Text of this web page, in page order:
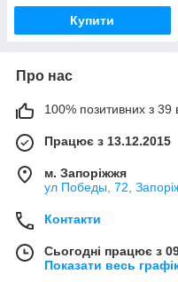
Купити
Про нас
100% позитивних з 39
Працює з 13.12.2015
м. Запоріжжя
ул Победы, 72,
Контакти
Сьогодні працює з
Показати весь